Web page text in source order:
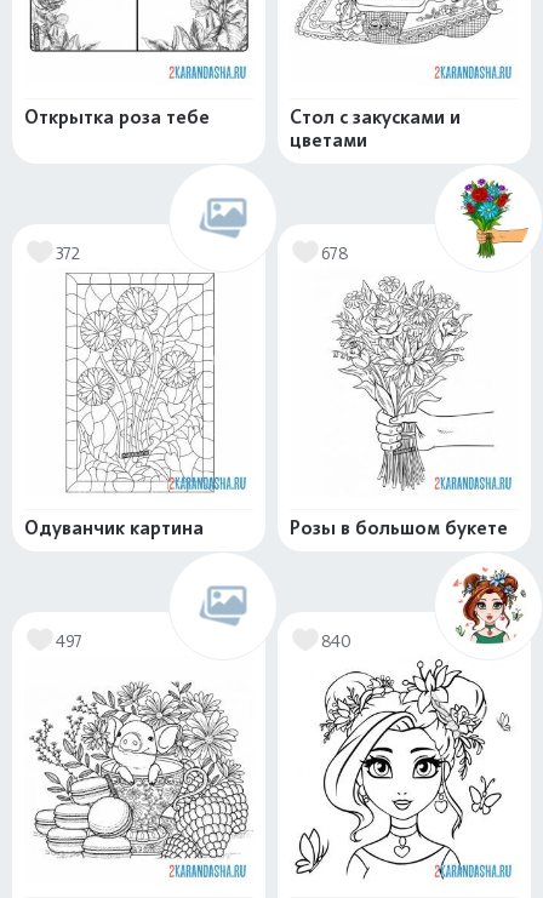
Открытка роза тебе
Стол с закусками и
цветами
372
Одуванчик картина
678
Розы в большом букете
497 840